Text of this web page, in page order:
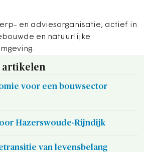
en adviesorganisatie, actief in
en natuurlijke
artikelen
voor een bouwsector
Hazerswoude-Rijndijk
van levensbelang